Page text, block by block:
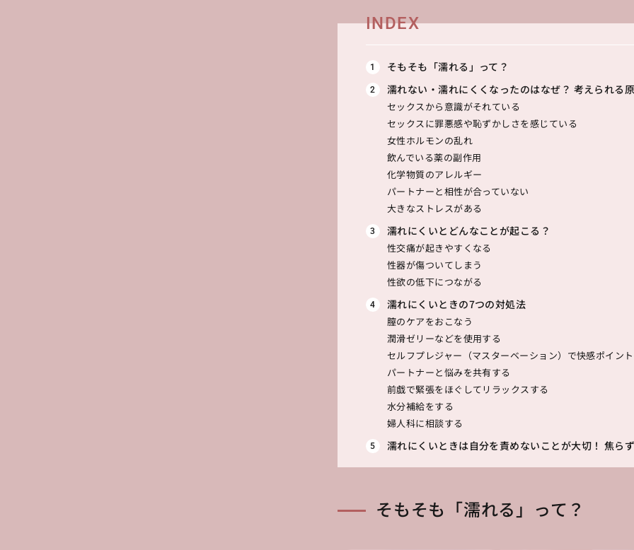
INDEX
そもそも「濡れる」って？
濡れない・濡れにくくなったのはなぜ？ 考えられる
セックスから意識がそれている
セックスに罪悪感や恥ずかしさを感じている
女性ホルモンの乱れ
飲んでいる薬の副作用
化学物質のアレルギー
パートナーと相性が合っていない
大きなストレスがある
濡れにくいとどんなことが起こる？
性交痛が起きやすくなる
性器が傷ついてしまう
性欲の低下につながる
濡れにくいときの7つの対処法
膣のケアをおこなう
潤滑ゼリーなどを使用する
セルフプレジャー（マスターベーション）で快感ポイン
パートナーと悩みを共有する
前戯で緊張をほぐしてリラックスする
水分補給をする
婦人科に相談する
濡れにくいときは自分を責めないことが大切！ 焦ら
そもそも「濡れる」って？